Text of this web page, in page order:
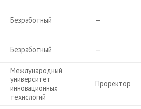
Безработный —
Безработный —
Международный
университет
инновационных
технологий
Проректор